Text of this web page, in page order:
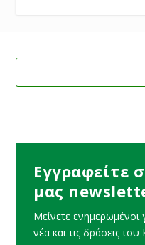
Εγγραφείτε
μας
Μείνετε ενημερωμένοι
νέα και τις δράσεις του